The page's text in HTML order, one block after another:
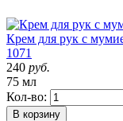
Крем для рук с
1071
240 руб.
75 мл
Кол-во:
В корзину